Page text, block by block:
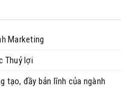
Marketing
Thuỷ lợi
tạo, đầy bản lĩnh của ngành